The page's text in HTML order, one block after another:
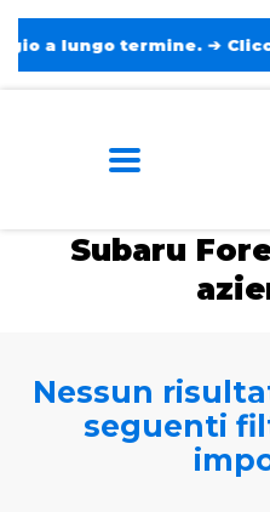
termine. ➔ Clicca e
Home
Subaru
Nessun
seguenti